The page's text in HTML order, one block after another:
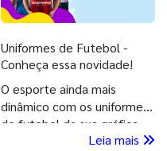
Uniformes de Futebol -
Conheça essa novidade!
O esporte ainda mais
dinâmico com os uniformes
de futebol da sua gráfica
parceira! Conheça os kits
Leia mais